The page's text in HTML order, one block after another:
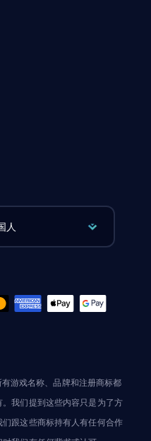
人
游戏名称、品牌和注册商标都
我们提到这些内容只是为了方
跟这些商标持有人有任何合作